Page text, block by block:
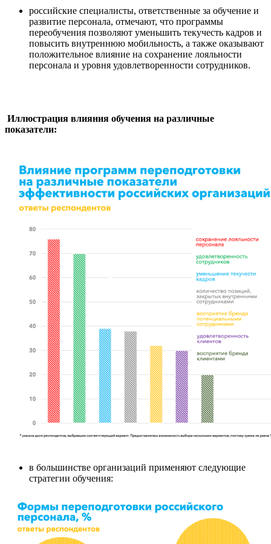
российские специалисты, ответственные за обучение и
развитие персонала, отмечают, что программы
переобучения позволяют уменьшить текучесть кадров и
повысить внутреннюю мобильность, а также оказывают
положительное влияние на сохранение лояльности
персонала и уровня удовлетворенности сотрудников.
Иллюстрация влияния обучения на различные
показатели:
в большинстве организаций применяют следующие
стратегии обучения: